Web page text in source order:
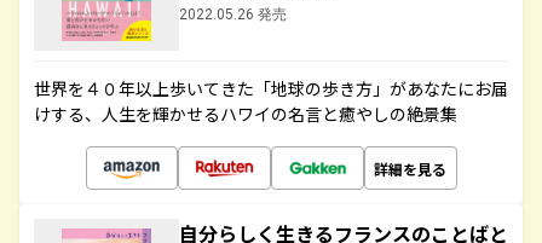
2022.05.26 発売
世界を４０年以上歩いてきた「地球の歩き方」があなたにお届
けする、人生を輝かせるハワイの名言と癒やしの絶景集
詳細を見る
自分らしく生きるフランスのことばと